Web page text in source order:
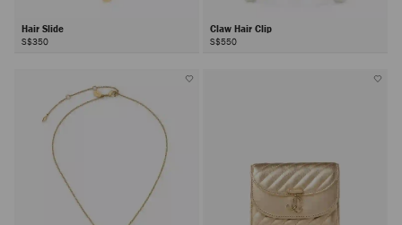
Hair Slide
S$350
Claw Hair Clip
S$550